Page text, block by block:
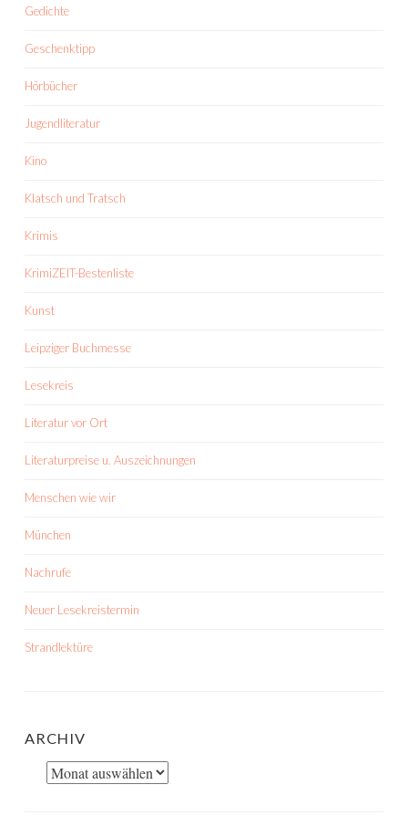
Gedichte
Geschenktipp
Hörbücher
Jugendliteratur
Kino
Klatsch und Tratsch
Krimis
KrimiZEIT-Bestenliste
Kunst
Leipziger Buchmesse
Lesekreis
Literatur vor Ort
Literaturpreise u. Auszeichnungen
Menschen wie wir
München
Nachrufe
Neuer Lesekreistermin
Strandlektüre
ARCHIV
Archiv